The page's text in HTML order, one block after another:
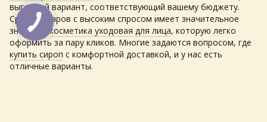
выгодный вариант, соответствующий вашему бюджету.
Среди товаров с высоким спросом имеет значительное
значение косметика уходовая для лица, которую легко
оформить за пару кликов. Многие задаются вопросом, где
купить сироп с комфортной доставкой, и у нас есть
отличные варианты.